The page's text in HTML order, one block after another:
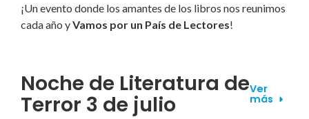
¡Un evento donde los amantes de los libros nos reunimos
cada año yVamos por un País de Lectores!
Noche de Literatura de
Terror 3 de julio
Ver
más